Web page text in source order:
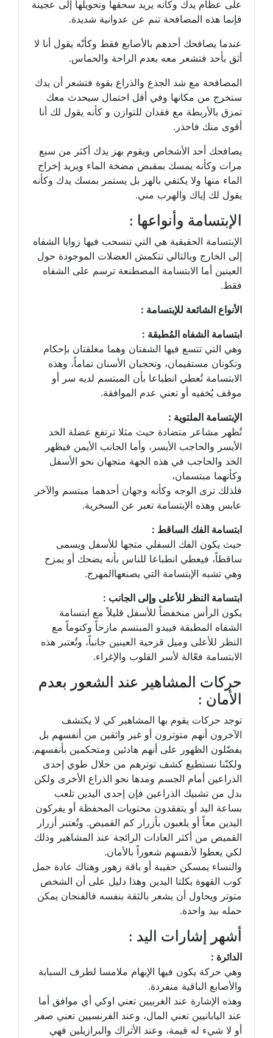
على عظام يدك وكأنه يريد سحقها وتحويلها إلى عجينة
فإنما هذه المصافحة تنم عن عدوانية شديدة.
عندما يصافحك أحدهم بالأصابع فقط وكأنّه يقول أنا لا
أثق بأحد فتشعر معه بعدم الراحة والحماس.
المصافحة مع شد الجذع والذراع بقوة فتشعر أن يدك
ستخرج من مكانها وفي أقل احتمال سيحدث معك
تمزق بالأربطة مع فقدان للتوازن و كأنه يقول لك أنا
أقوى منك فاحذر.
يصافحك أحد الأشخاص ويقوم بهز يدك أكثر من سبع
مرات وكأنه يمسك بمقبض مضخة الماء ويريد إخراج
الماء منها ولا يكتفي بالهز بل يستمر بمسك يدك وكأنه
يقول لك إياك والهرب مني.
الإبتسامة وأنواعها :
الإبتسامة الحقيقية هي التي تنسحب فيها زوايا الشفاه
إلى الخارج وبالتالي تنكمش العضلات الموجودة حول
العينين أما الابتسامة المصطنعة ترسم على الشفاه
فقط.
الأنواع الشائعة للإبتسامة :
ابتسامة الشفاه المُطبقة :
وهي التي تتسع فيها الشفتان وهما مغلقتان بإحكام
وتكونان مستقيمان، وتحجبان الأسنان تماماً، وهذه
الابتسامة تُعطي انطباعا بأن المبتسم لديه سر أو
موقف يُخفيه أو تعني عدم الموافقة.
الإبتسامة الملتوية :
تُظهر مشاعر متضادة حيث مثلا ترتفع عضلة الخد
الأيسر والحاجب الأيسر، وأما الجانب الأيمن فيظهر
الخد والحاجب في هذه الجهة متجهان نحو الأسفل
وكأنهما مبتسمان،
فلذلك ترى الوجه وكأنه وجهان أحدهما مبتسم والآخر
عابس وهذه الإبتسامة تعبر عن السخرية.
ابتسامة الفك الساقط :
حيث يكون الفك السفلي متجها للأسفل ويسمى
ساقطاً، فيعطي انطباعا للناس بأنه يضحك أو يمزح
وهي تشبه الإبتسامة التي يصنعهاالمهرج.
ابتسامة النظر للأعلى وإلى الجانب :
يكون الرأس منخفضاً للأسفل قليلاً مع ابتسامة
الشفاه المطبقة فيبدو المبتسم مازحاً وكتوماً مع
النظر للأعلى وميل قزحية العينين جانباً، وتُعتبر هذه
الابتسامة فعّالة لأسر القلوب والإغراء.
حركات المشاهير عند الشعور بعدم
الأمان :
توجد حركات يقوم بها المشاهير كي لا يكتشف
الآخرون أنهم متوترون أو غير واثقين من أنفسهم بل
يفضّلون الظهور على أنهم هادئين ومتحكمين بأنفسهم.
ولكنّنا نستطيع كشف توترهم من خلال طوي إحدى
الذراعين أمام الجسم ومدها نحو الذراع الأخرى ولكن
بدل من تشبيك الذراعين فإن إحدى اليدين تلعب
بساعة اليد أو يتفقدون محتويات المحفظة أو يفركون
اليدين معاً أو يلعبون بأزرار كم القميص. وتُعتبر أزرار
القميص من أكثر العادات الرائجة عند المشاهير وذلك
لكي يعطوا لأنفسهم شعوراً بالأمان.
والنساء يمسكن حقيبة أو باقة زهور وهناك عادة حمل
كوب القهوة بكلتا اليدين وهذا دليل على أن الشخص
متوتر ويحاول أن يشعر بالثقة بنفسه فالفنجان يمكن
حمله بيد واحدة.
أشهر إشارات اليد :
الدائرة :
وهي حركة يكون فيها الإبهام ملامسا لطرف السبابة
والأصابع الباقية منفردة.
وهذه الإشارة عند الغربيين تعني اوكي أي موافق أما
عند اليابانيين تعني المال، وعند الفرنسيين تعني صفر
أو لا شيء له قيمة، وعند الأتراك والبرازيلين فهي